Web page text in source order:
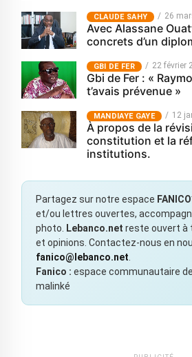
CLAUDE SAHY 26
Avec Alassane
concrets d’un
GBI DE FER 22 février
Gbi de Fer : «
t’avais prévenue »
MANDIAYE GAYE 12
À propos de la
constitution et la
institutions.
Partagez sur notre espace
et/ou lettres ouvertes,
photo.
Lebanco.net reste ouvert à
et opinions. Contactez-nous en
fanico@lebanco.net
Fanico : espace communautaire
malinké